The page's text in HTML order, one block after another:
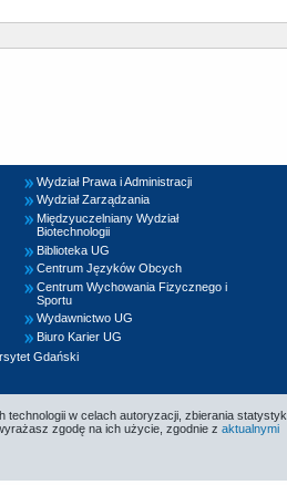
Wydział Prawa i Administracji
Wydział Zarządzania
Międzyuczelniany Wydział
Biotechnologii
Biblioteka UG
Centrum Języków Obcych
Centrum Wychowania Fizycznego i
Sportu
Wydawnictwo UG
Biuro Karier UG
Gdański
technologii w celach autoryzacji, zbierania statystyk
zgodę na ich użycie, zgodnie z aktualnymi